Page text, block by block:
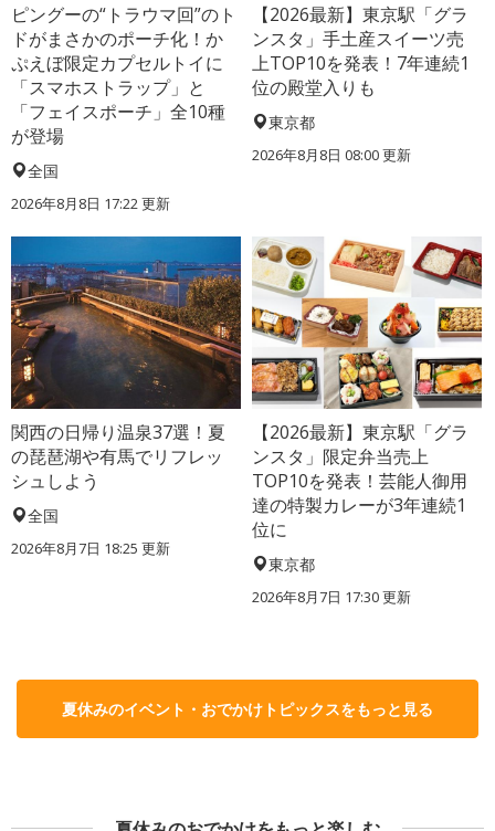
ピングーの“トラウマ回”のト
ドがまさかのポーチ化！か
ぷえぼ限定カプセルトイに
「スマホストラップ」と
「フェイスポーチ」全10種
が登場
全国
2026年8月8日 17:22更新
【2026最新】東京駅「グラ
ンスタ」手土産スイーツ売
上TOP10を発表！7年連続1
位の殿堂入りも
東京都
2026年8月8日 08:00更新
関西の日帰り温泉37選！夏
の琵琶湖や有馬でリフレッ
シュしよう
全国
2026年8月7日 18:25 更新
【2026最新】東京駅「グラ
ンスタ」限定弁当売上
TOP10を発表！芸能人御用
達の特製カレーが3年連続1
位に
東京都
2026年8月7日 17:30更新
夏休みのイベント・おでかけトピックスをもっと見る